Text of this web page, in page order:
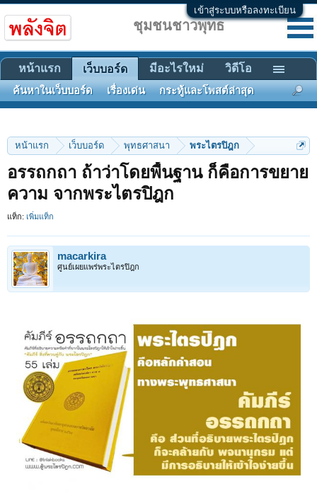
เข้าสู่ระบบหรือลงทะเบียน
หน้าแรก เว็บบอร์ด พุทธศาสนา พระไตรปิฎก
อรรถกถา ถ้าว่าโดยพื้นฐาน ก็คือการขยาย
ความ จากพระไตรปิฎก
แท็ก: เพิ่มแท็ก
macarkira
ศูนย์เผยแพร่พระไตรปิฎก
ชุมชนชาวพุทธ
หน้าแรก เว็บบอร์ด
ค้นหาในเว็บบอร์ด เรื่องเด่น กระทู้และโพสต์ล่าสุด
มีอะไรใหม่ วิดีโอ